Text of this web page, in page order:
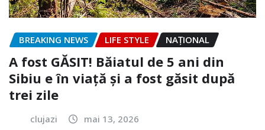
BREAKING NEWS LIFE STYLE NAŢIONAL
A fost GĂSIT! Băiatul de 5 ani din
Sibiu e în viață și a fost găsit după
trei zile
clujazi mai 13, 2026